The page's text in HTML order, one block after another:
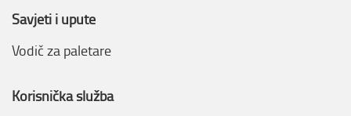
Savjeti i upute
Vodič za paletare
Korisnička služba